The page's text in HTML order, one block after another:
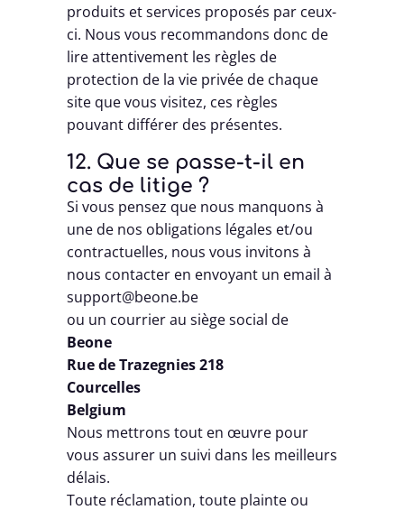
produits et services proposés par ceux-
ci. Nous vous recommandons donc de
lire attentivement les règles de
protection de la vie privée de chaque
site que vous visitez, ces règles
pouvant différer des présentes.
12. Que se passe-t-il en
cas de litige ?
Si vous pensez que nous manquons à
une de nos obligations légales et/ou
contractuelles, nous vous invitons à
nous contacter en envoyant un email à
support@beone.be
ou un courrier au siège social de
Beone
Rue de Trazegnies 218
Courcelles
Belgium
Nous mettrons tout en œuvre pour
vous assurer un suivi dans les meilleurs
délais.
Toute réclamation, toute plainte ou